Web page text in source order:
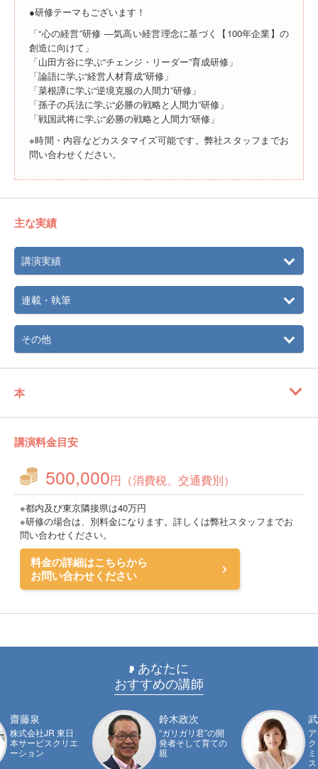
●研修テーマもございます！
「“心の経営”研修 ―気高い経営理念に基づく【100年企業】の
創造に向けて」
「山田方谷に学ぶ“チェンジ・リーダー”育成研修」
「論語に学ぶ“経営人材育成”研修」
「菜根譚に学ぶ“逆境克服の人間力”研修」
「孫子の兵法に学ぶ“必勝の戦略と人間力”研修」
「戦国武将に学ぶ“必勝の戦略と人間力”研修」
※時間・内容などカスタマイズ可能です。弊社スタッフまでお
問い合わせください。
主な実績
講演実績
連載・執筆
その他
本
講演料金目安
500,000円（消費税、交通費別）
※都内及び東京隣接県は40万円
※研修の場合は、別料金になります。詳しくは弊社スタッフまでお
問い合わせください。
料金の詳細はこちらから
お問い合わせください
あなたに
おすすめの講師
齋藤泉
株式会社JR 東日
本サービスクリエ
ーション
鈴木政次
“ガリガリ君”の開
発者そして育ての
親